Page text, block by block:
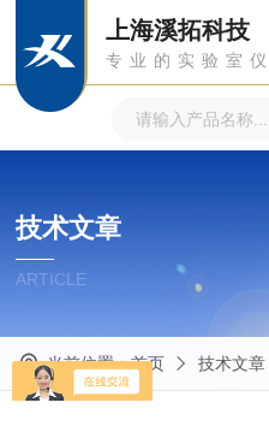
上海溪拓科技
专业的实验室
技术文章
ARTICLE
当前位置：首页 技术文章